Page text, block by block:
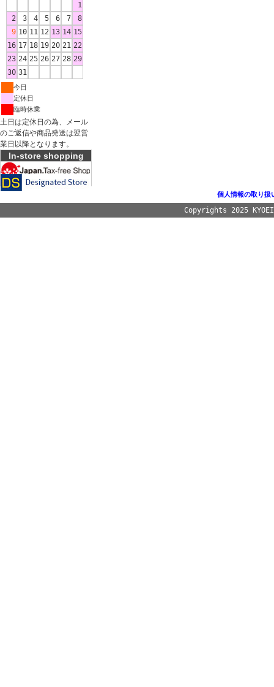
1
2
3 4 5 6 7
8
9 10 11 12 13 14 15
16 17 18 19 20 21 22
23 24 25 26 27 28 29
30 31
今日
定休日
臨時休業
土日は定休日の為、メール
のご返信や商品発送は翌営
業日以降となります。
In-store shopping
個人情報の取り扱
Copyrights 2025